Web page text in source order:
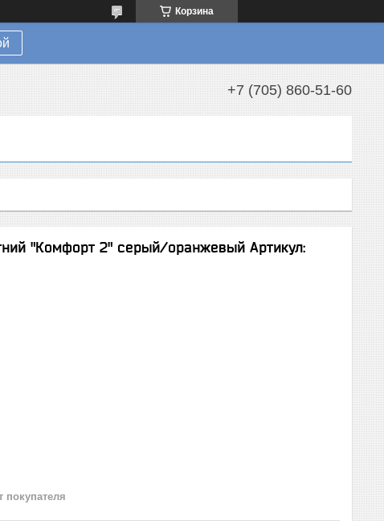
Корзина
+7 (705) 860-51-60
"Комфорт 2" серый/оранжевый Артикул:
покупателя